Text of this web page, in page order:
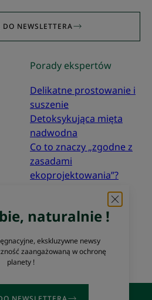
naturalnie !
ekskluzywne newsy
zaangażowaną w ochronę
planety !
NEWSLETTERA
Porady ekspertów
Delikatne prostowanie i
suszenie
Detoksykująca mięta
nadwodna
Co to znaczy „zgodne z
zasadami
ekoprojektowania”?
Ustawienia plików cookie